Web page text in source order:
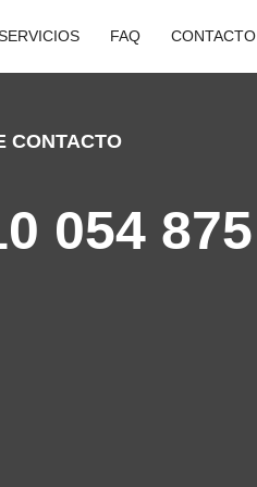
FAQ CONTACTO
CONTACTO
054 875